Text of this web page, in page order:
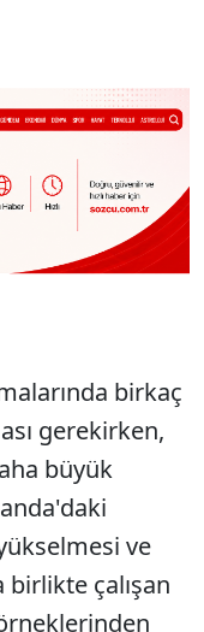
birkaç
gerekirken,
büyük
ve
birlikte çalışan